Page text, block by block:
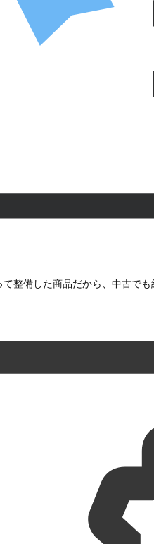
整備した商品だから、中古で